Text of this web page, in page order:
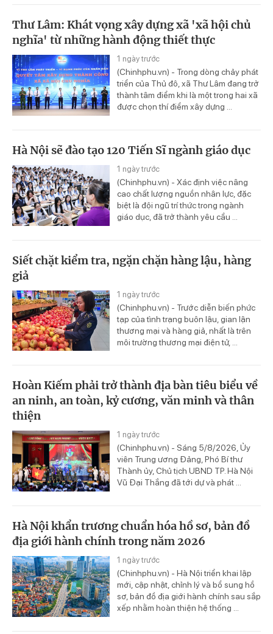
Thư Lâm: Khát vọng xây dựng xã 'xã hội chủ
nghĩa' từ những hành động thiết thực
1 ngày trước
(Chinhphu.vn) - Trong dòng chảy phát
triển của Thủ đô, xã Thư Lâm đang trở
thành tâm điểm khi là một trong hai xã
được chọn thí điểm xây dựng ...
Hà Nội sẽ đào tạo 120 Tiến Sĩ ngành giáo dục
1 ngày trước
(Chinhphu.vn) - Xác định việc nâng
cao chất lượng nguồn nhân lực, đặc
biệt là đội ngũ trí thức trong ngành
giáo dục, đã trở thành yêu cầu ...
Siết chặt kiểm tra, ngặn chặn hàng lậu, hàng
giả
1 ngày trước
(Chinhphu.vn) - Trước diễn biến phức
tạp của tình trạng buôn lậu, gian lận
thương mại và hàng giả, nhất là trên
môi trường thương mại điện tử, ...
Hoàn Kiếm phải trở thành địa bàn tiêu biểu về
an ninh, an toàn, kỷ cương, văn minh và thân
thiện
1 ngày trước
(Chinhphu.vn) - Sáng 5/8/2026, Ủy
viên Trung ương Đảng, Phó Bí thư
Thành ủy, Chủ tịch UBND TP. Hà Nội
Vũ Đại Thắng đã tới dự và phát ...
Hà Nội khẩn trương chuẩn hóa hồ sơ, bản đồ
địa giới hành chính trong năm 2026
1 ngày trước
(Chinhphu.vn) - Hà Nội triển khai lập
mới, cập nhật, chỉnh lý và bổ sung hồ
sơ, bản đồ địa giới hành chính sau sắp
xếp nhằm hoàn thiện hệ thống ...